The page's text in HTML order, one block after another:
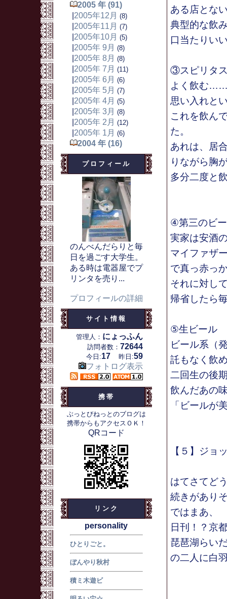
2005 年 (91)
2005年12月 (8)
2005年11月 (7)
2005年10月 (5)
2005年 9月 (8)
2005年 8月 (8)
2005年 7月 (11)
2005年 6月 (6)
2005年 5月 (7)
2005年 4月 (5)
2005年 3月 (8)
2005年 2月 (12)
2005年 1月 (6)
2004 年 (16)
プロフィール
のんべんだらりと毎
日を過ごす大学生。
ある時は電器屋でプ
リンタを売り...
プロフィールの詳細
サイト情報
管理人： にょっふん
訪問者数： 72644
今日:17 昨日:59
フォトログ表示
携帯
ぶっとびねっとのブログは
携帯からもアクセスＯＫ！
QRコード
リンク
personality
ひとりごと。
ぼんやり秋村
積ミ木遊ビ
ある店とな
典型的な飲
口当たりい
③スピリタ
よく飲む……
思い入れと
これを飲ん
た。
あれは、居
りながら胸
多分二度と
④第三のビ
実家は安酒
マイファザ
で真っ赤っ
それに対し
帰省したら
⑤生ビール
ビール系（
託もなく飲
二回生の後
飲んだあの
「ビール
【５】ジョ
はてさてど
続きがあり
ではまあ、
日刊！？京
琵琶湖らい
の二人に白